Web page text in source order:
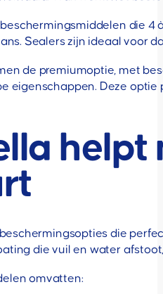
die
Sealers zijn ideaal voor
de premiumoptie, met
eigenschappen. Deze
die
die vuil en water
omvatten: